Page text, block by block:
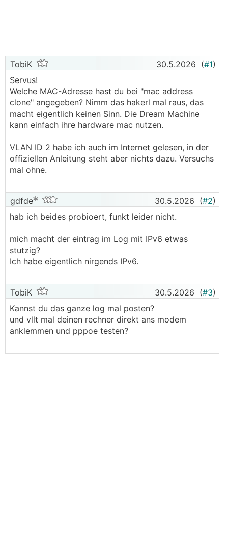
TobiK 30.5.2026 (#1)
Servus!
Welche MAC-Adresse hast du bei "mac address
clone" angegeben? Nimm das hakerl mal raus, das
macht eigentlich keinen Sinn. Die Dream Machine
kann einfach ihre hardware mac nutzen.
VLAN ID 2 habe ich auch im Internet gelesen, in der
offiziellen Anleitung steht aber nichts dazu. Versuchs
mal ohne.
gdfde 30.5.2026 (#2)
hab ich beides probioert, funkt leider nicht.
mich macht der eintrag im Log mit IPv6 etwas
stutzig?
Ich habe eigentlich nirgends IPv6.
TobiK 30.5.2026 (#3)
Kannst du das ganze log mal posten?
und vllt mal deinen rechner direkt ans modem
anklemmen und pppoe testen?